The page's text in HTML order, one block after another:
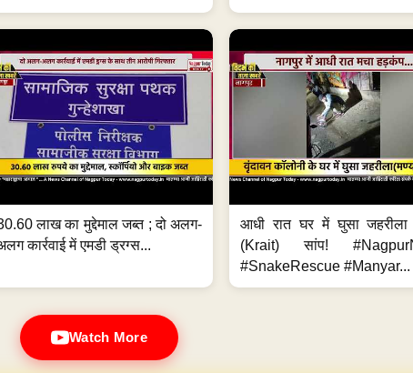
लाख का मुद्देमाल जब्त ; दो अलग-
कार्रवाई में एमडी ड्रग्स...
आधी रात घर में घुसा जहरीला
(Krait) सांप!
#SnakeRescue #Manyar...
Watch More